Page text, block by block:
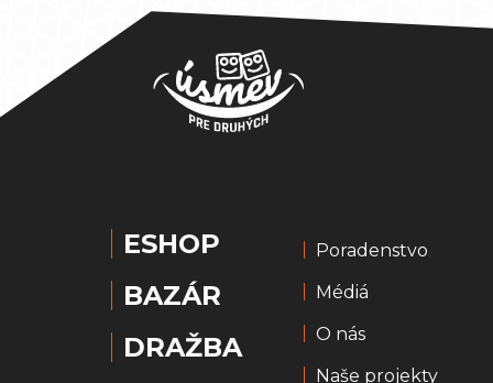
ESHOP
BAZÁR
DRAŽBA
Poradenstvo
Médiá
O nás
Naše projekty